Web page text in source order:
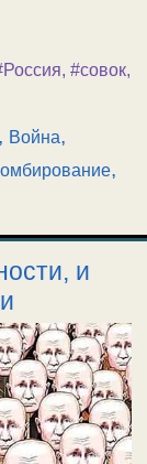
, #совок,
, Война,
,
и